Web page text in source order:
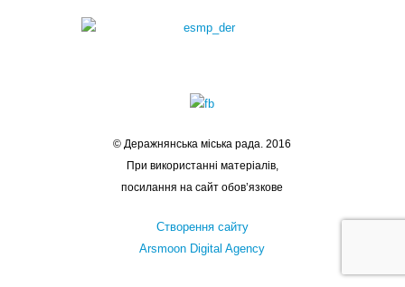
© Деражнянська міська рада. 2016
При використанні матеріалів,
посилання на сайт обов’язкове
Створення сайту
Arsmoon Digital Agency